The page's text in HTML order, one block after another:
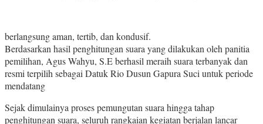
berlangsung aman, tertib, dan kondusif.
Berdasarkan hasil penghitungan suara yang dilakukan oleh panitia
pemilihan, Agus Wahyu, S.E berhasil meraih suara terbanyak dan
resmi terpilih sebagai Datuk Rio Dusun Gapura Suci untuk periode
mendatang
Sejak dimulainya proses pemungutan suara hingga tahap
penghitungan suara, seluruh rangkaian kegiatan berjalan lancar